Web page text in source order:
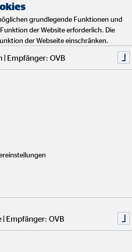
grundlegende Funktionen und
der Website erforderlich. Die
der Webseite einschränken.
| Empfänger: OVB
Empfänger: OVB